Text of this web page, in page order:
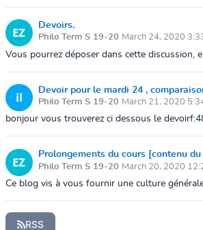
Devoirs.
Philo Term S 19-20 March 24, 2020
Vous pourrez déposer dans cette discussion,
Devoir pour le mardi 24 ,
CHARON ilona
Philo Term S 19-20 March 21, 2020
bonjour vous trouverez ci dessous le
Prolongements du cours [contenu
umérique]
Philo Term S 19-20 March 20, 2020
Ce blog vis à vous fournir une culture
que sur l...
RSS